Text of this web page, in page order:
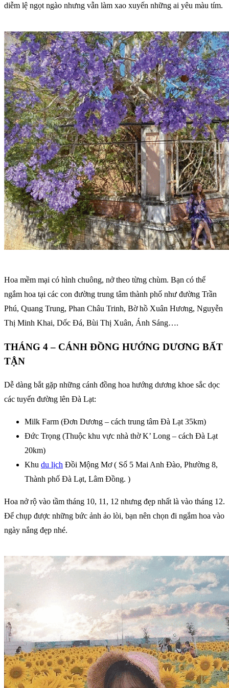
diễm lệ ngọt ngào nhưng vẫn làm xao xuyến những ai yêu màu tím.
Hoa mềm mại có hình chuông, nở theo từng chùm. Bạn có thể
ngắm hoa tại các con đường trung tâm thành phố như đường Trần
Phú, Quang Trung, Phan Châu Trinh, Bờ hồ Xuân Hương, Nguyễn
Thị Minh Khai, Dốc Đá, Bùi Thị Xuân, Ánh Sáng….
THÁNG 4 – CÁNH ĐỒNG HƯỚNG DƯƠNG BẤT
TẬN
Dễ dàng bắt gặp những cánh đồng hoa hướng dương khoe sắc dọc
các tuyến đường lên Đà Lạt:
Milk Farm (Đơn Dương – cách trung tâm Đà Lạt 35km)
Đức Trọng (Thuộc khu vực nhà thờ K’ Long – cách Đà Lạt
20km)
Khu du lịch Đồi Mộng Mơ ( Số 5 Mai Anh Đào, Phường 8,
Thành phố Đà Lạt, Lâm Đồng. )
Hoa nở rộ vào tầm tháng 10, 11, 12 nhưng đẹp nhất là vào tháng 12.
Để chụp được những bức ảnh ảo lòi, bạn nên chọn đi ngắm hoa vào
ngày nắng đẹp nhé.